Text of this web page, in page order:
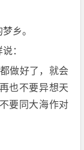
乡。
：
做好了，就会
也不要异想天
要同大海作对